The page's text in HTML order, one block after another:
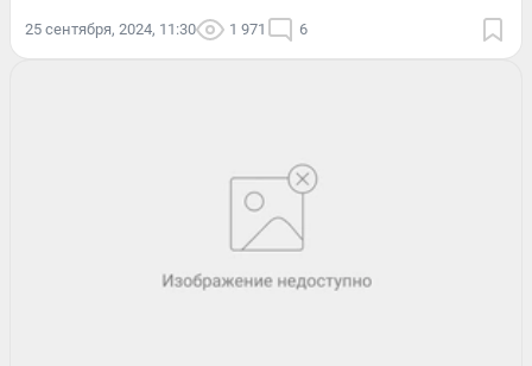
25 сентября, 2024, 11:30 1 971 6